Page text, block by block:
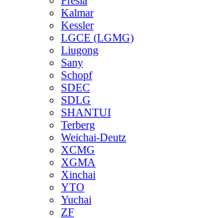
Kalmar
Kessler
LGCE (LGMG)
Liugong
Sany
Schopf
SDEC
SDLG
SHANTUI
Terberg
Weichai-Deutz
XCMG
XGMA
Xinchai
YTO
Yuchai
ZF